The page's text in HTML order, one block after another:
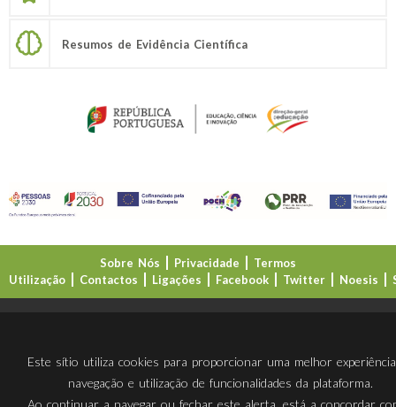
Resumos de Evidência Científica
Sobre Nós Privacidade
Termos
Utilização
Contactos Ligações Facebook Twitter Noesis
Este sítio utiliza cookies para proporcionar uma melhor
navegação e utilização de funcionalidades da plataforma.
Ao continuar a navegar ou fechar este alerta, está a concordar